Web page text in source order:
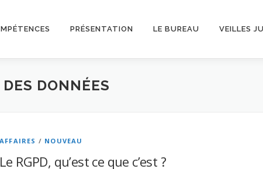
PRÉSENTATION LE BUREAU VEILLES
DONNÉES
AFFAIRES / NOUVEAU
Le RGPD, qu’est ce que c’est ?